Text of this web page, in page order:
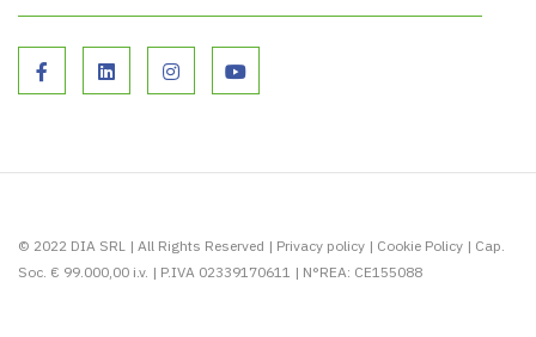
© 2022 DIA SRL | All Rights Reserved | Privacy policy | Cookie Policy | Cap.
Soc. € 99.000,00 i.v. | P.IVA 02339170611 | N°REA: CE155088